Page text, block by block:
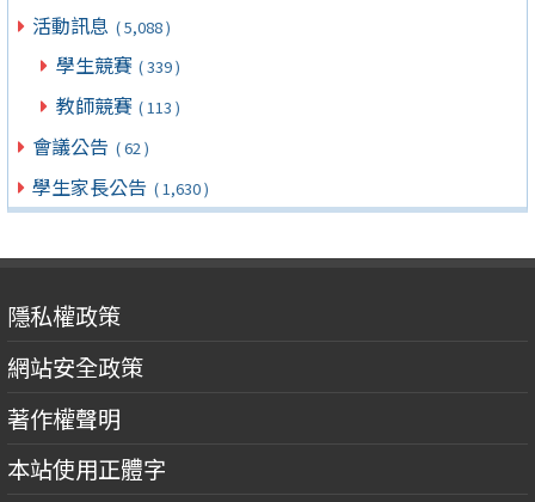
活動訊息 ( 5,088 )
學生競賽 ( 339 )
教師競賽 ( 113 )
會議公告 ( 62 )
學生家長公告 ( 1,630 )
隱私權政策
網站安全政策
著作權聲明
本站使用正體字